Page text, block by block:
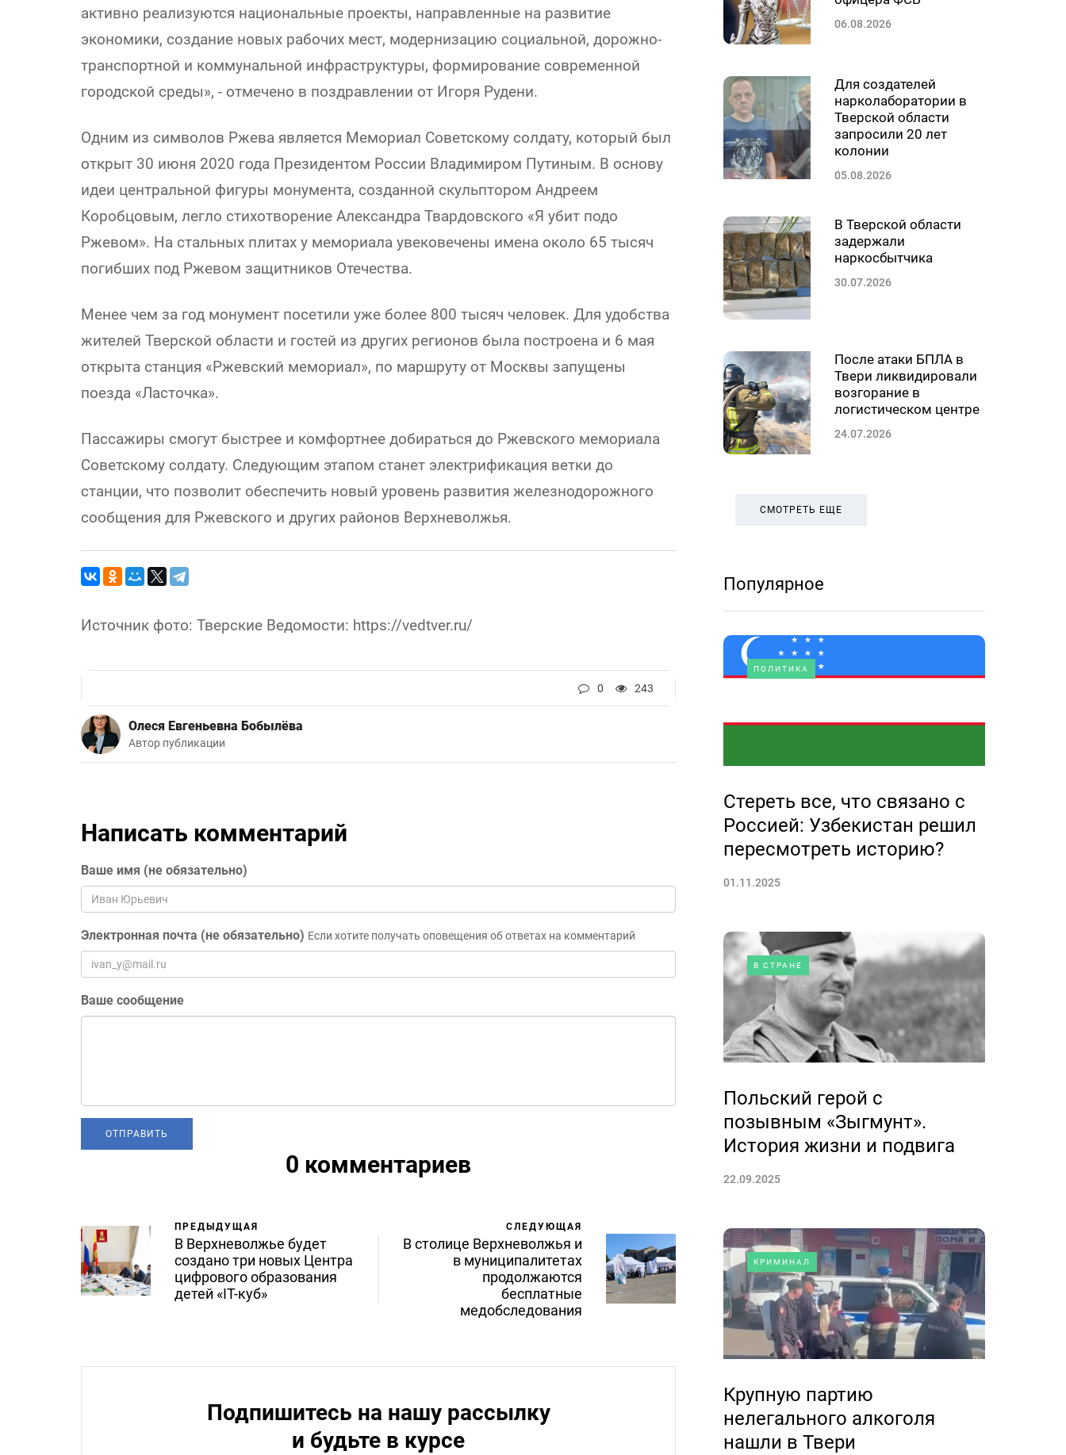
активно реализуются национальные проекты, направленные на развитие
экономики, создание новых рабочих мест, модернизацию социальной, дорожно-
транспортной и коммунальной инфраструктуры, формирование современной
городской среды», - отмечено в поздравлении от Игоря Рудени.
Одним из символов Ржева является Мемориал Советскому солдату, который был
открыт 30 июня 2020 года Президентом России Владимиром Путиным. В основу
идеи центральной фигуры монумента, созданной скульптором Андреем
Коробцовым, легло стихотворение Александра Твардовского «Я убит подо
Ржевом». На стальных плитах у мемориала увековечены имена около 65 тысяч
погибших под Ржевом защитников Отечества.
Менее чем за год монумент посетили уже более 800 тысяч человек. Для удобства
жителей Тверской области и гостей из других регионов была построена и 6 мая
открыта станция «Ржевский мемориал», по маршруту от Москвы запущены
поезда «Ласточка».
Пассажиры смогут быстрее и комфортнее добираться до Ржевского мемориала
Советскому солдату. Следующим этапом станет электрификация ветки до
станции, что позволит обеспечить новый уровень развития железнодорожного
сообщения для Ржевского и других районов Верхневолжья.
Источник фото: Тверские Ведомости: https://vedtver.ru/
0 243
Олеся Евгеньевна Бобылёва
Автор публикации
Написать комментарий
Ваше имя (не обязательно)
Электронная почта (не обязательно) Если хотите получать оповещения об ответах на комментарий
Ваше сообщение
0 комментариев
ПРЕДЫДУЩАЯ
В Верхневолжье будет
создано три новых Центра
цифрового образования
детей «IT-куб»
СЛЕДУЮЩАЯ
В столице Верхневолжья и
в муниципалитетах
продолжаются
бесплатные
медобследования
Подпишитесь на нашу рассылку
и будьте в курсе
06.08.2026
Для создателей
нарколаборатории в
Тверской области
запросили 20 лет
колонии
05.08.2026
В Тверской области
задержали
наркосбытчика
30.07.2026
После атаки БПЛА в
Твери ликвидировали
возгорание в
логистическом центре
24.07.2026
СМОТРЕТЬ ЕЩЕ
Популярное
ПОЛИТИКА
Стереть все, что связано с
Россией: Узбекистан решил
пересмотреть историю?
01.11.2025
В СТРАНЕ
Польский герой с
позывным «Зыгмунт».
История жизни и подвига
22.09.2025
КРИМИНАЛ
Крупную партию
нелегального алкоголя
нашли в Твери